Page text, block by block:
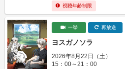
視聴年齢制限
一挙 再放送
ヨスガノソラ
2026年8月22日（土）
15：00～21：00